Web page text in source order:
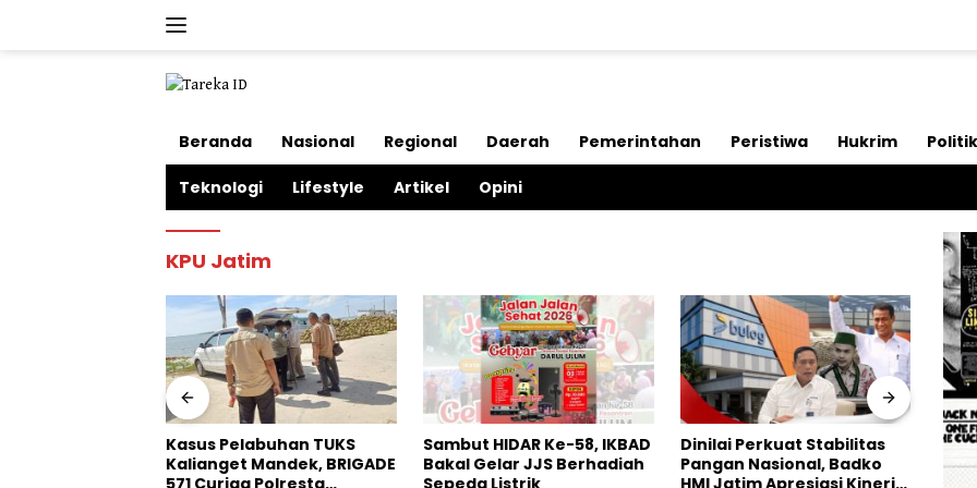
Beranda Nasional Regional Daerah Pemerintahan Peristiwa Hukrim Politik
Teknologi Lifestyle Artikel Opini
KPU Jatim
Kasus Pelabuhan TUKS
Kalianget Mandek, BRIGADE
Sambut HIDAR Ke-58, IKBAD
Bakal Gelar JJS Berhadiah
Dinilai Perkuat Stabilitas
Pangan Nasional, Badko